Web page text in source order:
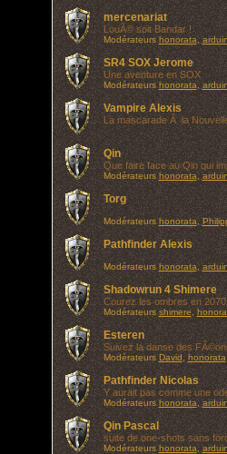
mercenariat
LouÃ© soit Bandar !
Modérateurs honorata ,arduin
SR4 SOX Jerome
Une aventure en SOX
Modérateurs honorata ,arduin
Vampire Alexis
La mascarade Ã la
Qin
Que faire face au Qin qui
Modérateurs honorata ,arduin
Torg
Modérateurs honorata ,
Pathfinder Alexis
Modérateurs honorata ,arduin
Shadowrun 4 Shimere
Courez les ombres en 2070
Modérateurs shimere,
Esteren
Suivez la danse des
Modérateurs David honorata
Pathfinder Nicolas
Y aurait pas comme une
Modérateurs honorata ,arduin
Qin Pascal
suite de one-shots sans
Modérateurs honorata ,arduin